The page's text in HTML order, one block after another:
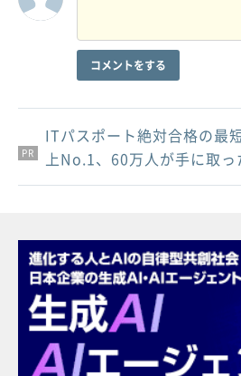
コメントをする
PR
PR
PR
ITパスポート絶対合格の最
上No.1、60万人が手に取